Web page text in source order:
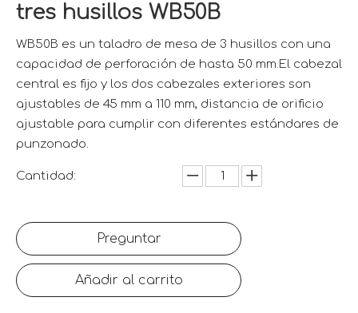
tres husillos WB50B
WB50B es un taladro de mesa de 3 husillos con una
capacidad de perforación de hasta 50 mm.El cabezal
central es fijo y los dos cabezales exteriores son
ajustables de 45 mm a 110 mm, distancia de orificio
ajustable para cumplir con diferentes estándares de
punzonado.
Cantidad:
Preguntar
Añadir al carrito